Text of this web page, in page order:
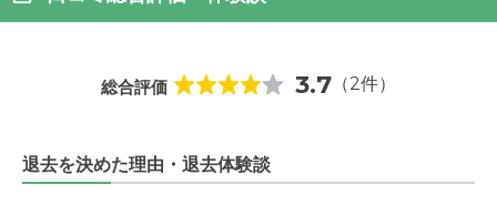
総合評価 3.7 （2件）
退去を決めた理由・退去体験談